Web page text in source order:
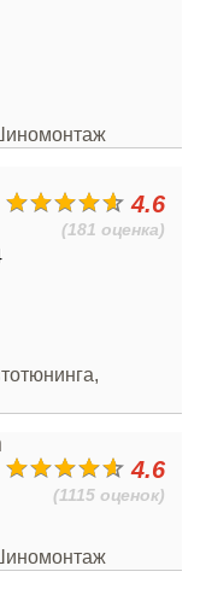
4.6
(181 оценка)
4.6
(1115 оценок)